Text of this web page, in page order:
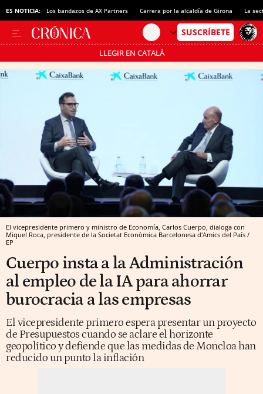
ES NOTICIA: Los bandazos de AX Partners Carrera por la alcaldía de Girona La
LLEGIR EN CATALÀ
Pásate al MODO AHORRO
El vicepresidente primero y ministro de Economía, Carlos Cuerpo, dialoga con
Miquel Roca, presidente de la Societat Econòmica Barcelonesa d'Amics del País /
EP
Cuerpo insta a la Administración
al empleo de la IA para ahorrar
burocracia a las empresas
El vicepresidente primero espera presentar un proyecto
de Presupuestos cuando se aclare el horizonte
geopolítico y defiende que las medidas de Moncloa han
reducido un punto la inflación